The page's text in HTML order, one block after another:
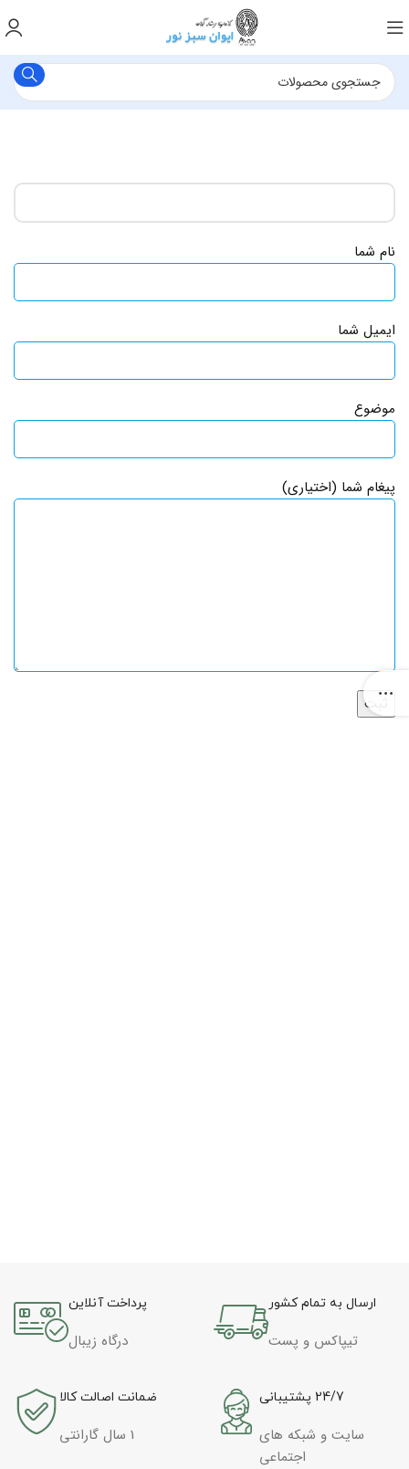
نام شما
ایمیل شما
موضوع
پیغام شما (اختیاری)
ارسال به تمام کشور
تیپاکس و پست
پرداخت آنلاین
درگاه زیبال
24/7 پشتیبانی
سایت و شبکه های
اجتماعی
ضمانت اصالت کالا
1 سال گارانتی